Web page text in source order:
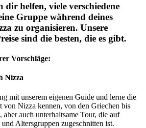
dir helfen, viele verschiedene
Gruppe während deines
zu organisieren. Unsere
sind die besten, die es gibt.
Vorschläge:
Nizza
mit unserem eigenen Guide und lerne die
von Nizza kennen, von den Griechen bis
aber auch unterhaltsame Tour, die auf
Altersgruppen zugeschnitten ist.